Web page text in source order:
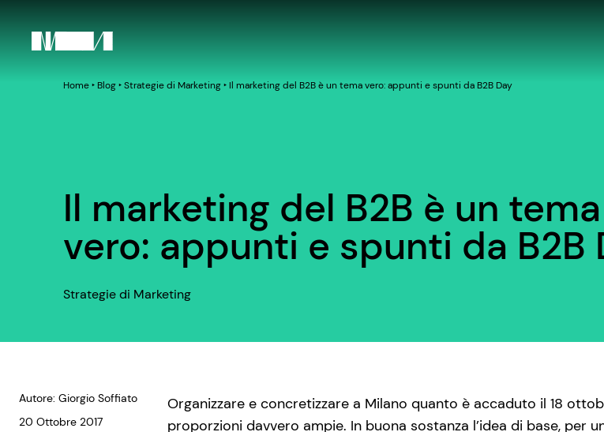
Home‣ Blog‣Strategie di Marketing‣ Il marketing del B2B è un tema vero: appunti e spunti da B2B Day
Il marketing del B2B è un tema
vero: appunti e spunti da B2B
Strategie di Marketing
Autore: Giorgio Soffiato
20 Ottobre 2017
Organizzare e concretizzare a Milano quanto è accaduto il 18
proporzioni davvero ampie. In buona sostanza l’idea di base,